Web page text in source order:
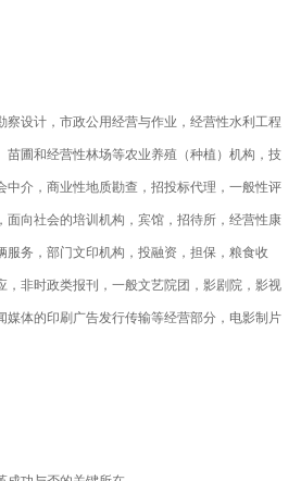
察设计，市政公用经营与作业，经营性水利工程
苗圃和经营性林场等农业养殖（种植）机构，技
中介，商业性地质勘查，招投标代理，一般性评
面向社会的培训机构，宾馆，招待所，经营性康
服务，部门文印机构，投融资，担保，粮食收
，非时政类报刊，一般文艺院团，影剧院，影视
媒体的印刷广告发行传输等经营部分，电影制片